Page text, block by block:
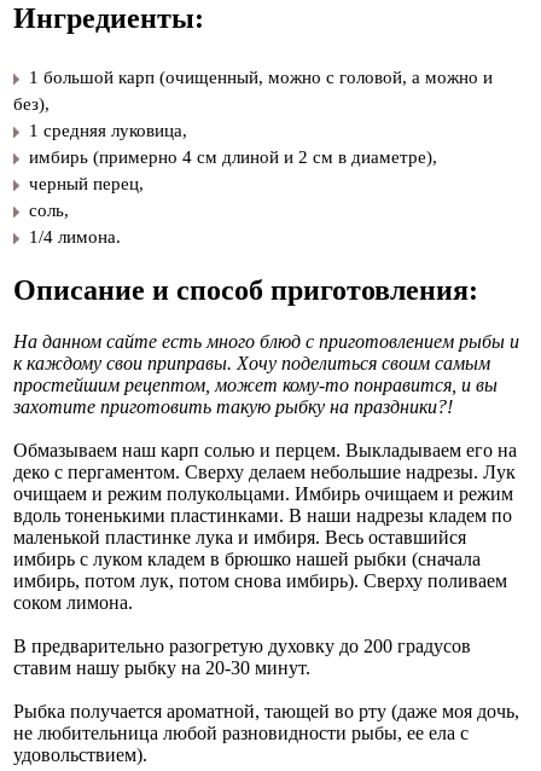
Ингредиенты:
1 большой карп (очищенный, можно с головой, а можно и
без),
1 средняя луковица,
имбирь (примерно 4 см длиной и 2 см в диаметре),
черный перец,
соль,
1/4 лимона.
Описание и способ приготовления:
На данном сайте есть много блюд с приготовлением рыбы и
к каждому свои приправы. Хочу поделиться своим самым
простейшим рецептом, может кому-то понравится, и вы
захотите приготовить такую рыбку на праздники?!
Обмазываем наш карп солью и перцем. Выкладываем его на
деко с пергаментом. Сверху делаем небольшие надрезы. Лук
очищаем и режим полукольцами. Имбирь очищаем и режим
вдоль тоненькими пластинками. В наши надрезы кладем по
маленькой пластинке лука и имбиря. Весь оставшийся
имбирь с луком кладем в брюшко нашей рыбки (сначала
имбирь, потом лук, потом снова имбирь). Сверху поливаем
соком лимона.
В предварительно разогретую духовку до 200 градусов
ставим нашу рыбку на 20-30 минут.
Рыбка получается ароматной, тающей во рту (даже моя дочь,
не любительница любой разновидности рыбы, ее ела с
удовольствием).